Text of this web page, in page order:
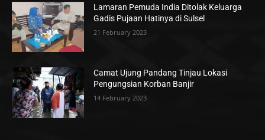
Lamaran Pemuda India Ditolak Keluarga
Gadis Pujaan Hatinya di Sulsel
21 February 2023
Camat Ujung Pandang Tinjau Lokasi
Pengungsian Korban Banjir
14 February 2023